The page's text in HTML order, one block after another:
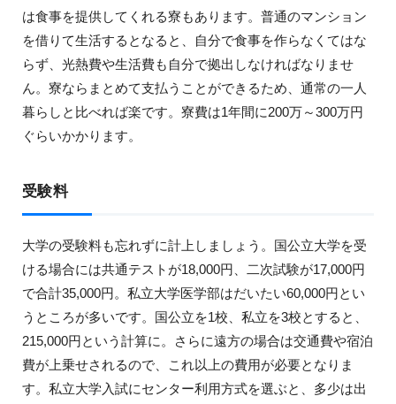
は食事を提供してくれる寮もあります。普通のマンション
を借りて生活するとなると、自分で食事を作らなくてはな
らず、光熱費や生活費も自分で拠出しなければなりませ
ん。寮ならまとめて支払うことができるため、通常の一人
暮らしと比べれば楽です。寮費は1年間に200万～300万円
ぐらいかかります。
受験料
大学の受験料も忘れずに計上しましょう。国公立大学を受
ける場合には共通テストが18,000円、二次試験が17,000円
で合計35,000円。私立大学医学部はだいたい60,000円とい
うところが多いです。国公立を1校、私立を3校とすると、
215,000円という計算に。さらに遠方の場合は交通費や宿泊
費が上乗せされるので、これ以上の費用が必要となりま
す。私立大学入試にセンター利用方式を選ぶと、多少は出